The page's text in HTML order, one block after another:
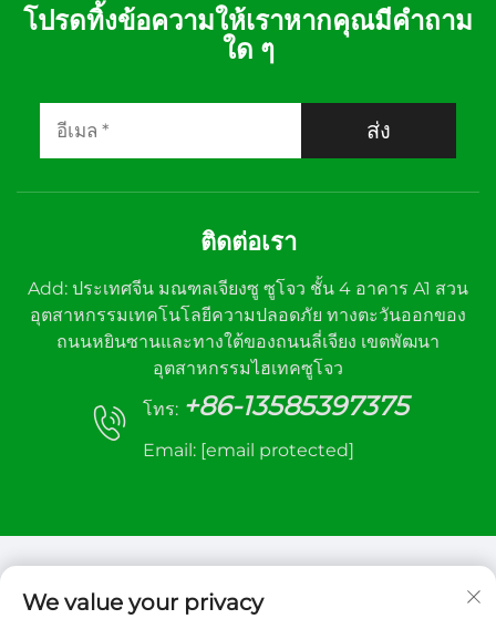
หลาย
ระบบอย่างมีประสิทธิภาพ
โปรดทิ้งข้อความให้เราหากคุณมีคำถาม
ใด ๆ
ส่ง
ติดต่อเรา
Add: ประเทศจีน มณฑลเจียงซู ซูโจว ชั้น 4 อาคาร A1 สวน
อุตสาหกรรมเทคโนโลยีความปลอดภัย ทางตะวันออกของ
ถนนหยินซานและทางใต้ของถนนลี่เจียง เขตพัฒนา
อุตสาหกรรมไฮเทคซูโจว
โทร: +86-13585397375
Email: [email protected]
We value your privacy